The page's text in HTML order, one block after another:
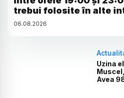
trebui folosite în alte
06.08.2026
Uzina
Avea